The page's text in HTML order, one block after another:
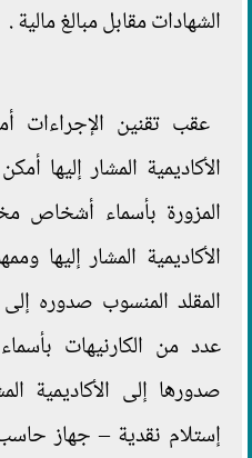
الشهادات مقابل مبالغ مالية .
عقب تقنين الإجراءات
الأكاديمية المشار
المزورة بأسماء أشخاص
الأكاديمية المشار إليها
المقلد المنسوب صدوره
عدد من الكارنيهات
صدورها إلى الأكاديمية
إستلام نقدية – جهاز